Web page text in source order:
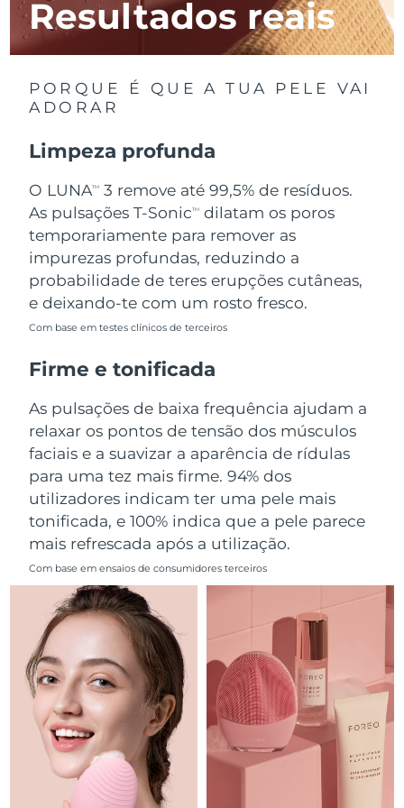
Resultados reais
PORQUE É QUE A TUA PELE VAI
ADORAR
Limpeza profunda
O LUNATM
3 remove até 99,5% de resíduos.
As pulsações T-SonicTM
dilatam os poros
temporariamente para remover as
impurezas profundas, reduzindo a
probabilidade de teres erupções cutâneas,
e deixando-te com um rosto fresco.
Com base em testes clínicos de terceiros
Firme e tonificada
As pulsações de baixa frequência ajudam a
relaxar os pontos de tensão dos músculos
faciais e a suavizar a aparência de rídulas
para uma tez mais firme. 94% dos
utilizadores indicam ter uma pele mais
tonificada, e 100% indica que a pele parece
mais refrescada após a utilização.
Com base em ensaios de consumidores terceiros
Luxemburgo Entrega prevista8/11/26
Macau, RAE da
China
Malta
México Entrega prevista8/15/26
Mônaco Entrega prevista
Países Baixos Entrega prevista 8/11/26
Nova Zelândia
Noruega
Omã Entrega prevista8/14/26
Filipinas Entrega prevista8/14/26
Polônia Entrega prevista8/12/26
Portugal Entrega prevista
Porto Rico Entrega prevista8/13/26
Catar Entrega prevista
Reunião Entrega prevista
Romênia Entrega prevista8/11/26
Rússia Entrega prevista 8/19/26
Arábia Saudita